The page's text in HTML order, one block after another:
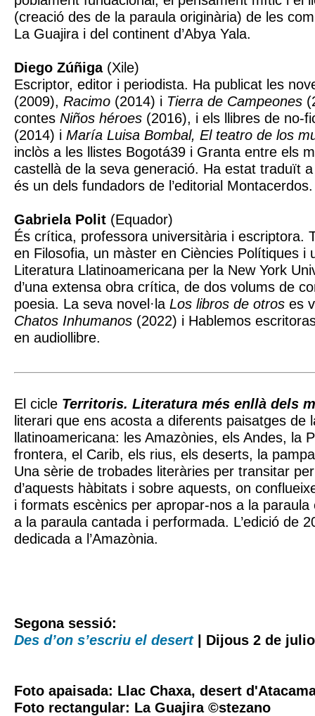
(creació des de la paraula originària) de les
La Guajira i del continent d’Abya Yala.
Diego Zúñiga(Xile)
Escriptor, editor i periodista. Ha publicat les
(2009), Racimo (2014) i Tierra de Campeones
contes Niños héroes (2016), i els llibres de no-
(2014) i María Luisa Bombal, El teatro de los
inclòs a les llistes Bogotá39 i Granta entre els
castellà de la seva generació. Ha estat traduït
és un dels fundadors de l’editorial Montacerdos.
Gabriela Polit (Equador)
És crítica, professora universitària i escriptora.
en Filosofia, un màster en Ciències Polítiques i
Literatura Llatinoamericana per la New York
d’una extensa obra crítica, de dos volums de
poesia. La seva novel·la Los libros de otros es
Chatos Inhumanos (2022) i Hablemos
en audiollibre.
El cicle Territoris. Literatura més enllà dels
literari que ens acosta a diferents paisatges de
llatinoamericana: les Amazònies, els Andes, la
frontera, el Carib, els rius, els deserts, la
Una sèrie de trobades literàries per transitar
d’aquests hàbitats i sobre aquests, on
i formats escènics per apropar-nos a la
a la paraula cantada i performada. L’edició de
dedicada a l’Amazònia.
Segona sessió:
Des d’on s’escriu el desert| Dijous 2 de
Foto apaisada: Llac Chaxa, desert
Foto rectangular: La Guajira ©stezano